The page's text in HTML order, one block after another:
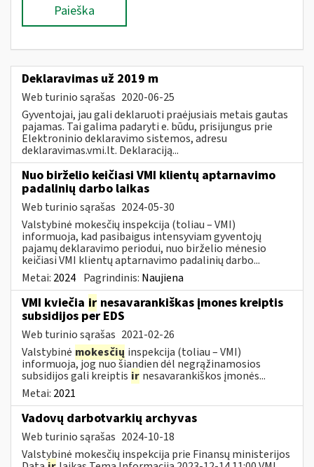
Paieška
Deklaravimas už 2019 m
Web turinio sąrašas 2020-06-25
Gyventojai, jau gali deklaruoti praėjusiais metais gautas
pajamas. Tai galima padaryti e. būdu, prisijungus prie
Elektroninio deklaravimo sistemos, adresu
deklaravimas.vmi.lt. Deklaraciją...
Nuo birželio keičiasi VMI klientų aptarnavimo
padalinių darbo laikas
Web turinio sąrašas 2024-05-30
Valstybinė mokesčių inspekcija (toliau – VMI)
informuoja, kad pasibaigus intensyviam gyventojų
pajamų deklaravimo periodui, nuo birželio mėnesio
keičiasi VMI klientų aptarnavimo padalinių darbo...
Metai: 2024 Pagrindinis: Naujiena
VMI kviečia ir nesavarankiškas įmones kreiptis
subsidijos per EDS
Web turinio sąrašas 2021-02-26
Valstybinė mokesčių inspekcija (toliau – VMI)
informuoja, jog nuo šiandien dėl negrąžinamosios
subsidijos gali kreiptis ir nesavarankiškos įmonės...
Metai: 2021
Vadovų darbotvarkių archyvas
Web turinio sąrašas 2024-10-18
Valstybinė mokesčių inspekcija prie Finansų ministerijos